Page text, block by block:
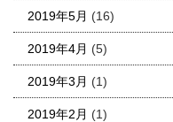
2019年5月 (16)
2019年4月 (5)
2019年3月 (1)
2019年2月 (1)